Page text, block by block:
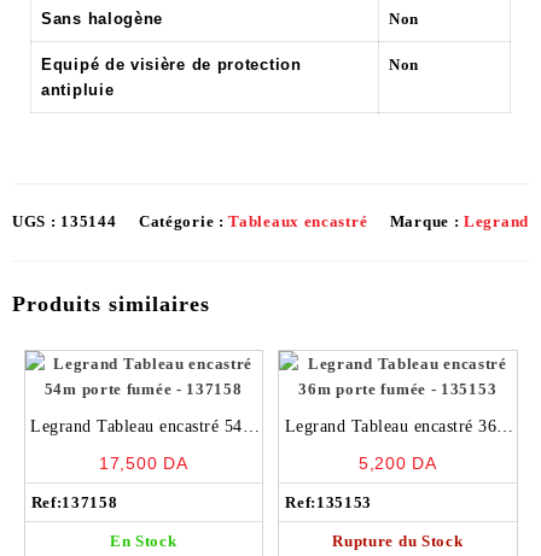
Sans halogène Non
Equipé de visière de protection
antipluie
Non
UGS : 135144 Catégorie :Tableaux encastré Marque :Legrand
Produits similaires
Legrand Tableau encastré 54m
17,500 DA
Ref:137158
En Stock
Legrand Tableau encastré 36m
5,200 DA
Ref: 135153
Rupture du Stock